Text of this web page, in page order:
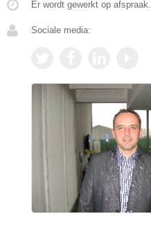
Er wordt gewerkt op afspraak.
Sociale media: